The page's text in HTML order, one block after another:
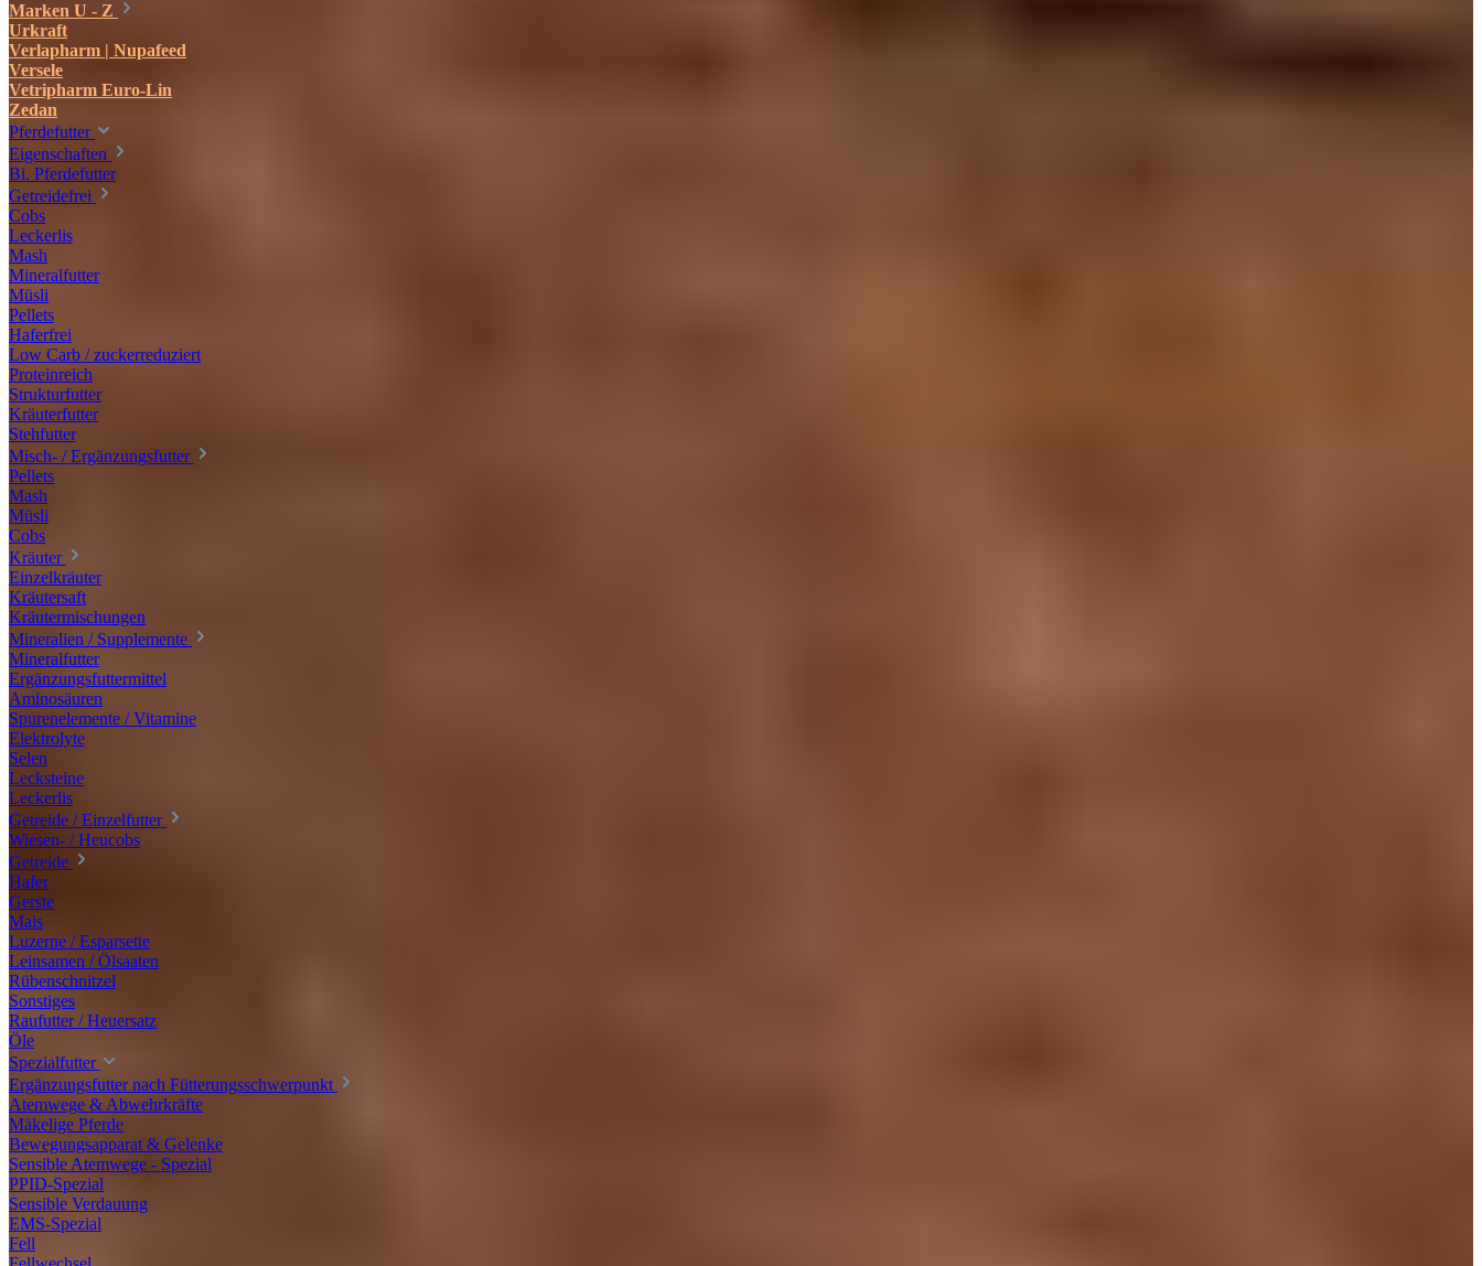
Marken U - Z
Urkraft
Verlapharm | Nupafeed
Versele
Vetripharm Euro-Lin
Zedan
Pferdefutter
Eigenschaften
Bi. Pferdefutter
Getreidefrei
Cobs
Leckerlis
Mash
Mineralfutter
Müsli
Pellets
Haferfrei
Low Carb / zuckerreduziert
Proteinreich
Strukturfutter
Kräuterfutter
Stehfutter
Misch- / Ergänzungsfutter
Pellets
Mash
Müsli
Cobs
Kräuter
Einzelkräuter
Kräutersaft
Kräutermischungen
Mineralien / Supplemente
Mineralfutter
Ergänzungsfuttermittel
Aminosäuren
Spurenelemente / Vitamine
Elektrolyte
Selen
Lecksteine
Leckerlis
Getreide / Einzelfutter
Wiesen- / Heucobs
Getreide
Hafer
Gerste
Mais
Luzerne / Esparsette
Leinsamen / Ölsaaten
Rübenschnitzel
Sonstiges
Raufutter / Heuersatz
Öle
Spezialfutter
Ergänzungsfutter nach Fütterungsschwerpunkt
Atemwege & Abwehrkräfte
Mäkelige Pferde
Bewegungsapparat & Gelenke
Sensible Atemwege - Spezial
PPID-Spezial
Sensible Verdauung
EMS-Spezial
Fell